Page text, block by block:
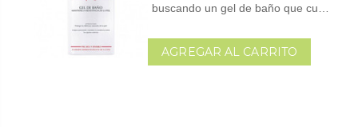
buscando un gel de baño que cu…
AGREGAR AL CARRITO